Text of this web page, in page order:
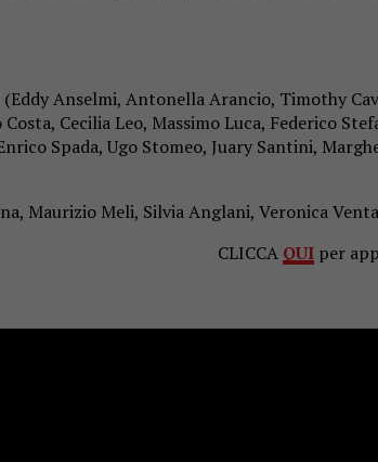
(Eddy Anselmi, Antonella Arancio, Timothy
Cecilia Leo, Massimo Luca, Federico
Spada, Ugo Stomeo, Juary Santini,
Maurizio Meli, Silvia Anglani, Veronica
CLICCA QUI per